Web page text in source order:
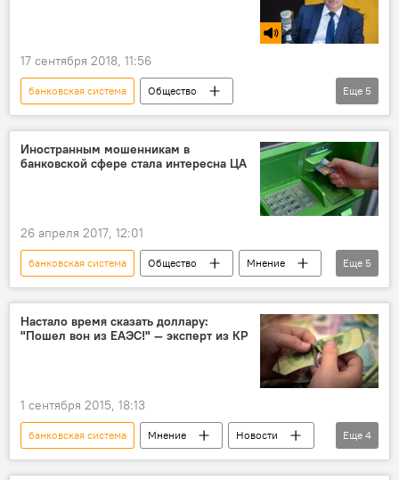
17 сентября 2018, 11:56
банковская система
Общество
Радио Sputnik Кыргызстан
экономика
Еще 5
Иностранным мошенникам в
банковской сфере стала интересна ЦА
26 апреля 2017, 12:01
банковская система Общество
Мнение
Новости
Кыргызстан
Дмитрий Коновалов
банк
сфера услуг
Еще 5
Настало время сказать доллару:
"Пошел вон из ЕАЭС!" — эксперт из КР
1 сентября 2015, 18:13
банковская система Мнение
Новости
экономика
Андрей Красников
Еще 4